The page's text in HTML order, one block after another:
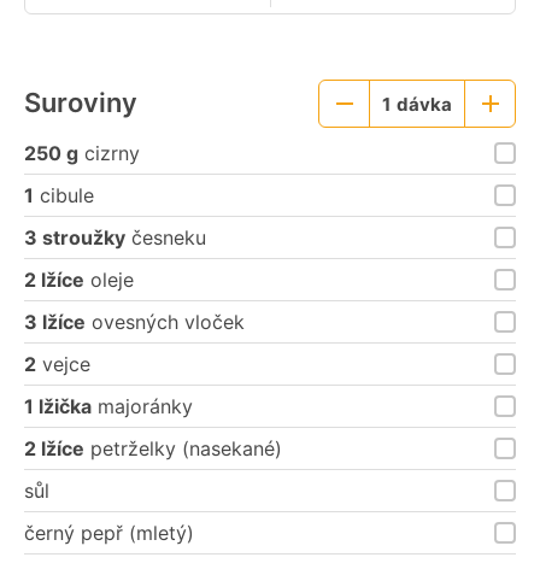
Suroviny
Menší
1 dávka
Větší
porce
250 g cizrny
1 cibule
3 stroužky česneku
2 lžíce oleje
3 lžíce ovesných vloček
2 vejce
1 lžička majoránky
2 lžíce petrželky (nasekané)
sůl
černý pepř (mletý)